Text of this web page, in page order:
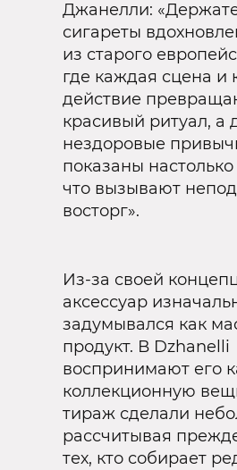
Джанелли:
сигареты
из старого
где каждая сцена и
действие
красивый ритуал, а
нездоровые
показаны настолько
что вызывают
восторг».
Из-за своей
аксессуар
задумывался как
продукт. В Dzhanelli
воспринимают его
коллекционную
тираж сделали
рассчитывая
тех, кто собирает